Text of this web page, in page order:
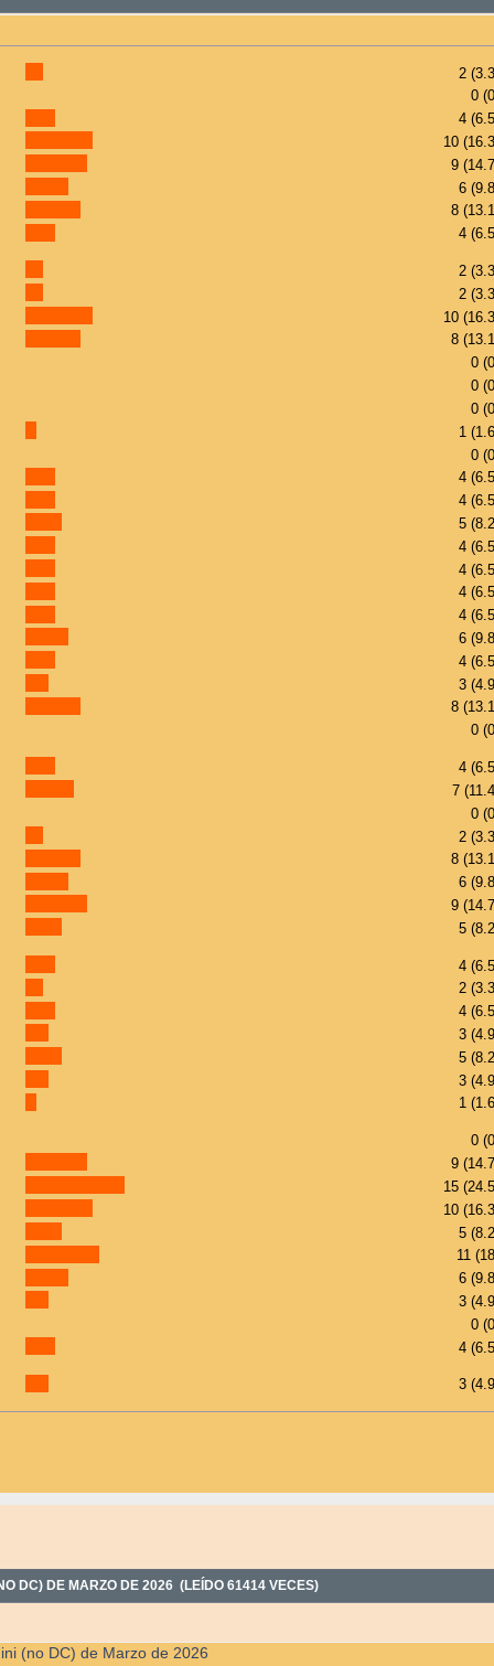
2
0
4
10
9
6
8
4
2
2
10
8
0
0
0
1
0
4
4
5
4
4
4
4
6
4
3
8
0
4
7
0
2
8
6
9
5
4
2
4
3
5
3
1
0
9
15
10
5
11
6
3
0
4
3
DC) DE MARZO DE 2026 (LEÍDO 61414 VECES)
(no DC) de Marzo de 2026